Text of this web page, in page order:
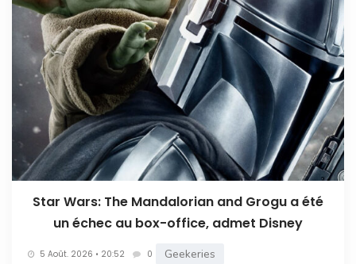
Star Wars: The Mandalorian and Grogu a été
un échec au box-office, admet Disney
5 Août. 2026 • 20:52 0 Geekeries